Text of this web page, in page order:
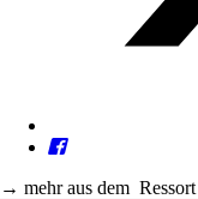
→ mehr aus dem Ressort